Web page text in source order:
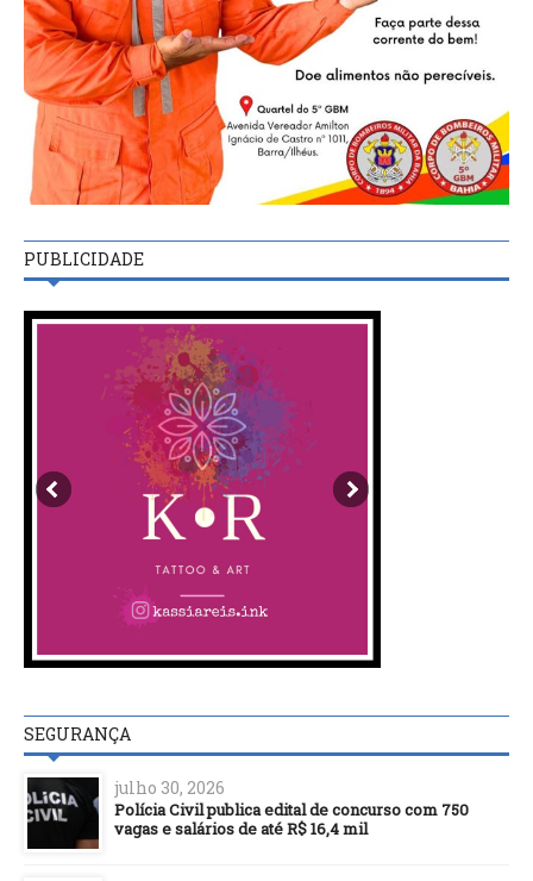
PUBLICIDADE
SEGURANÇA
julho 30, 2026
Polícia Civil publica edital de concurso com 750
vagas e salários de até R$ 16,4 mil